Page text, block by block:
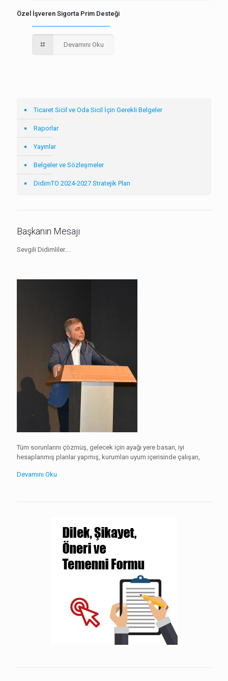
Özel İşveren Sigorta Prim Desteği
Devamını Oku
Ticaret Sicil ve Oda Sicil İçin Gerekli Belgeler
Raporlar
Yayınlar
Belgeler ve Sözleşmeler
DidimTO 2024-2027 Stratejik Plan
Başkanın Mesajı
Sevgili Didimliler….
Tüm sorunlarını çözmüş, gelecek için ayağı yere basan, iyi
hesaplanmış planlar yapmış, kurumları uyum içerisinde çalışan,
Devamını Oku